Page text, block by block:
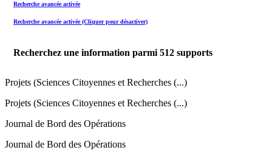
Recherche avancée activée
Recherche avancée activée (Cliquer pour désactiver)
Recherchez une information parmi 512 supports
Projets (Sciences Citoyennes et Recherches (...)
Projets (Sciences Citoyennes et Recherches (...)
Journal de Bord des Opérations
Journal de Bord des Opérations